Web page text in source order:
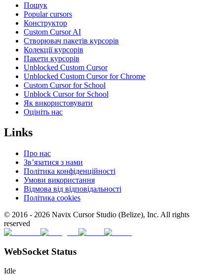
Пошук
Popular cursors
Конструктор
Custom Cursor AI
Створювач пакетів курсорів
Колекції курсорів
Пакети курсорів
Unblocked Custom Cursor
Unblocked Custom Cursor for Chrome
Custom Cursor for School
Unblock Cursor for School
Як використовувати
Оцініть нас
Links
Про нас
Зв’язатися з нами
Політика конфіденційності
Умови використання
Відмова від відповідальності
Політика cookies
© 2016 - 2026 Navix Cursor Studio (Belize), Inc. All rights
reserved
WebSocket Status
Idle